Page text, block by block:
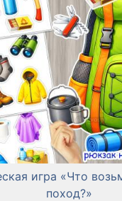
игра «Что
поход?»